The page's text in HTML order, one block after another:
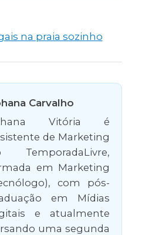
na praia sozinho
Carvalho
Vitória é
de Marketing
TemporadaLivre,
em Marketing
com pós-
em Mídias
e atualmente
uma segunda